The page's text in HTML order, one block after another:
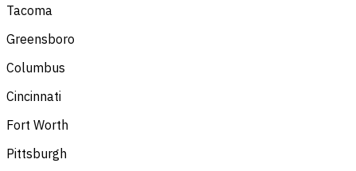
Tacoma
Greensboro
Columbus
Cincinnati
Fort Worth
Pittsburgh